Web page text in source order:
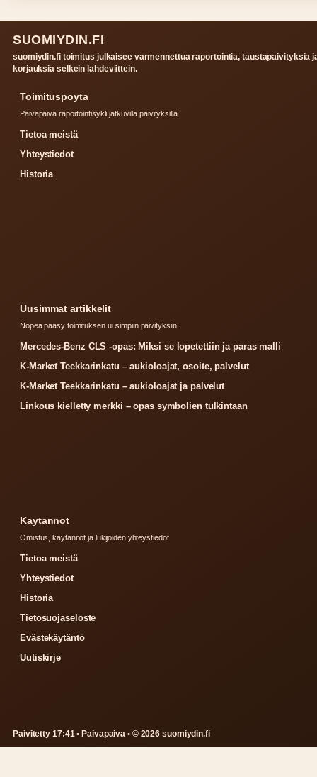
SUOMIYDIN.FI
suomiydin.fi toimitus julkaisee varmennettua raportointia, taustapaivityksia
korjauksia selkein lahdeviittein.
Toimituspoyta
Paivapaiva raportointisykli jatkuvilla paivityksilla.
Tietoa meistä
Yhteystiedot
Historia
Uusimmat artikkelit
Nopea paasy toimituksen uusimpiin paivityksiin.
Mercedes-Benz CLS -opas: Miksi se lopetettiin ja paras malli
K-Market Teekkarinkatu – aukioloajat, osoite, palvelut
K-Market Teekkarinkatu – aukioloajat ja palvelut
Linkous kielletty merkki – opas symbolien tulkintaan
Kaytannot
Omistus, kaytannot ja lukijoiden yhteystiedot.
Tietoa meistä
Yhteystiedot
Historia
Tietosuojaseloste
Evästekäytäntö
Uutiskirje
Paivitetty 17:41 • Paivapaiva • © 2026 suomiydin.fi